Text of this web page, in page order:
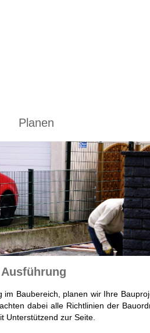
Planen
im Baubereich, planen wir Ihre
dabei alle Richtlinien der
Unterstützend zur Seite.